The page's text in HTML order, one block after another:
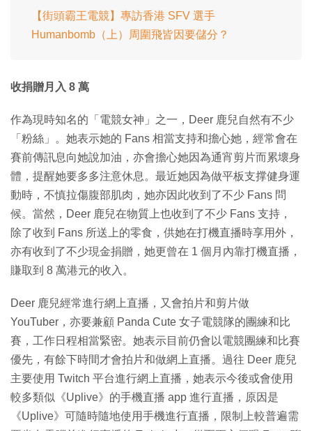
【街頭霸王電競】專訪香港 SFV 選手
Humanbomb（上）周圍飛皆因要儲分？
收捐贈月入 8 萬
作為現時知名的「電競女神」之一，Deer 鹿兒自然有不少
「粉絲」。她表示她的 Fans 相當支持和擔心她，經常會在
賽前傳訊息向她說加油，亦會擔心她因為通宵剪片而累壞身
體，提醒她要多多注意休息。最近她因為做平板支撑健身運
動時，不慎拉傷腹部肌肉，她亦因此收到了不少 Fans 問
候。當然，Deer 鹿兒在物質上也收到了不少 Fans 支持，
除了收到 Fans 所送上的零食，供她在打機直播時享用外，
亦有收到了不少現金捐贈，她更曾在 1 個月內靠打機直播，
賺取到 8 萬港元的收入。
Deer 鹿兒經常進行網上直播，又會拍片和剪片做
YouTuber，亦要兼顧 Panda Cute 女子電競隊的團練和比
賽，工作日程相當緊密。她表示目前仍會以電競團練和比賽
優先，有餘下時間才會拍片和做網上直播。過往 Deer 鹿兒
主要使用 Twitch 平台進行網上直播，她表示今後或會使用
較多類似《Uplive》的手機直播 app 進行直播，原因是
《Uplive》可隨時隨地使用手機進行直播，限制上較普遍需